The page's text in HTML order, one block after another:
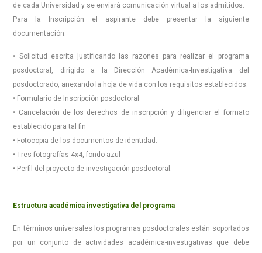
de cada Universidad y se enviará comunicación virtual a los admitidos.
Para la Inscripción el aspirante debe presentar la siguiente
documentación.
• Solicitud escrita justificando las razones para realizar el programa
posdoctoral, dirigido a la Dirección Académica-Investigativa del
posdoctorado, anexando la hoja de vida con los requisitos establecidos.
• Formulario de Inscripción posdoctoral
• Cancelación de los derechos de inscripción y diligenciar el formato
establecido para tal fin
• Fotocopia de los documentos de identidad.
• Tres fotografías 4x4, fondo azul
• Perfil del proyecto de investigación posdoctoral.
Estructura académica investigativa del programa
En términos universales los programas posdoctorales están soportados
por un conjunto de actividades académica-investigativas que debe